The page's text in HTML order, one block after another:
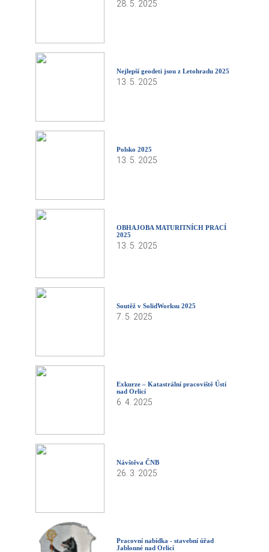
28. 5. 2025
Nejlepší geodeti jsou z Letohradu 2025
13. 5. 2025
Polsko 2025
13. 5. 2025
OBHAJOBA MATURITNÍCH PRACÍ
2025
13. 5. 2025
Soutěž v SolidWorksu 2025
7. 5. 2025
Exkurze – Katastrální pracoviště Ústí
nad Orlicí
6. 4. 2025
Návštěva ČNB
26. 3. 2025
Pracovní nabídka - stavební úřad
Jablonné nad Orlicí